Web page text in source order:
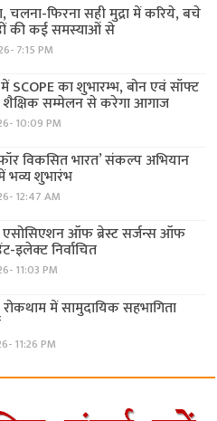
चलना-फिरना सही मुद्रा में करिये, बचे
की कई समस्याओं से
7:15 PM
का शुभारम्भ, बोन एवं सॉफ्ट
शैक्षिक सम्मेलन से करेगा आगाज
10:09 PM
विकसित भारत’ संकल्प अभियान
भव्य शुभारंभ
12:47 AM
एसोसिएशन ऑफ ब्रेस्ट सर्जन्स ऑफ
इलेक्ट निर्वाचित
11:03 PM
रोकथाम में सामुदायिक सहभागिता
11:26 PM